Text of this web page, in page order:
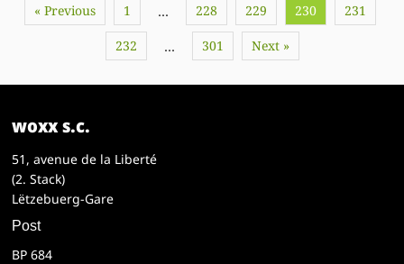
« Previous 1 … 228 229 230 231
232 … 301 Next »
woxx s.c.
51, avenue de la Liberté
(2. Stack)
Lëtzebuerg-Gare
Post
BP 684